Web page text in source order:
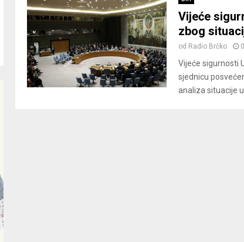
Vijeće
zbog
od Radio Brčko
Vijeće sigurnosti
sjednicu
analiza situacije u